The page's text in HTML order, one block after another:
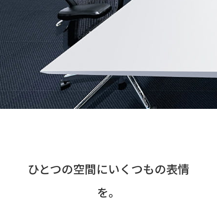
ひとつの空間にいくつもの表情
を。